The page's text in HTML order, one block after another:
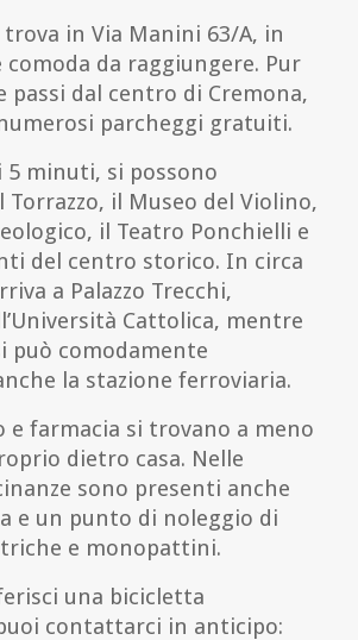
in Via Manini 63/A, in
comoda da raggiungere. Pur
passi dal centro di Cremona,
parcheggi gratuiti.
5 minuti, si possono
Torrazzo, il Museo del Violino,
il Teatro Ponchielli e
del centro storico. In circa
a Palazzo Trecchi,
Cattolica, mentre
può comodamente
la stazione ferroviaria.
e farmacia si trovano a meno
dietro casa. Nelle
sono presenti anche
e un punto di noleggio di
e monopattini.
una bicicletta
contattarci in anticipo: